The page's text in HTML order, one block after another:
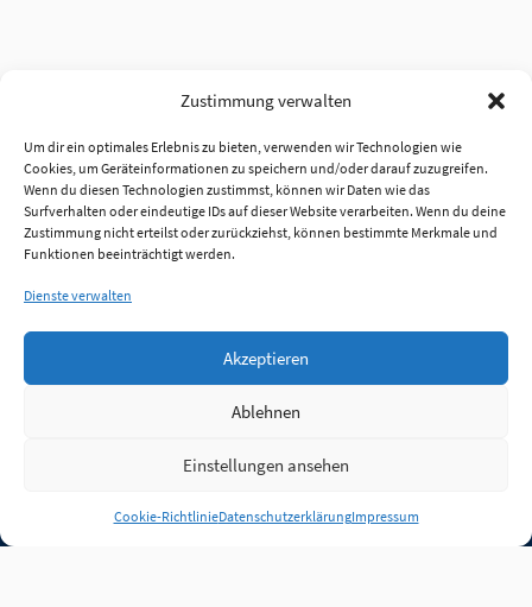
Zustimmung verwalten
Um dir ein optimales Erlebnis zu bieten, verwenden wir Technologien wie
Cookies, um Geräteinformationen zu speichern und/oder darauf zuzugreifen.
Wenn du diesen Technologien zustimmst, können wir Daten wie das
Surfverhalten oder eindeutige IDs auf dieser Website verarbeiten. Wenn du deine
Zustimmung nicht erteilst oder zurückziehst, können bestimmte Merkmale und
Funktionen beeinträchtigt werden.
Dienste verwalten
Akzeptieren
Ablehnen
Einstellungen ansehen
Cookie-RichtlinieDatenschutzerklärungImpressum
Anmelden
Jobs Partner FAQ Quellen